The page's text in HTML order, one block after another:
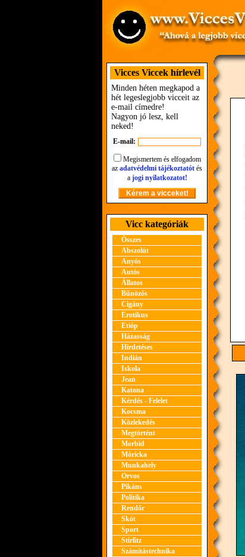
Vicces Viccek hírlevél
Minden héten megkapod a
hét legeslegjobb vicceit az
e-mail címedre!
Nagyon jó lesz, kell
neked!
E-mail:
Megismertem és elfogadom
az adatvédelmi tájékoztatót és
a jogi nyilatkozatot!
Vicc kategóriák
Összes
Abszolút
Anyós
Autós
Állatos
Bűnözős
Cigány
Erotikus
Etióp
Házasság
Hirdetéses
Indián
Iskola
Jean
Katona
Kérdés - Felelet
Kocsma
Közlekedés
Megtörtént
Morbid
Móricka
Munkahely
Orvos
Pikáns
Politika
Rendőr
Skót
Sport
Stirlitz
Számítástechnika